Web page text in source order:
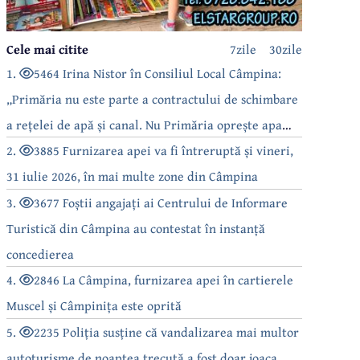
30zile
7zile
Cele mai citite
1.
5464 Irina Nistor în Consiliul Local Câmpina:
„Primăria nu este parte a contractului de schimbare
a rețelei de apă și canal. Nu Primăria oprește apa
câmpinenilor!”
2.
3885 Furnizarea apei va fi întreruptă și vineri,
31 iulie 2026, în mai multe zone din Câmpina
3.
3677 Foștii angajați ai Centrului de Informare
Turistică din Câmpina au contestat în instanță
concedierea
4.
2846 La Câmpina, furnizarea apei în cartierele
Muscel și Câmpinița este oprită
5.
2235 Poliția susține că vandalizarea mai multor